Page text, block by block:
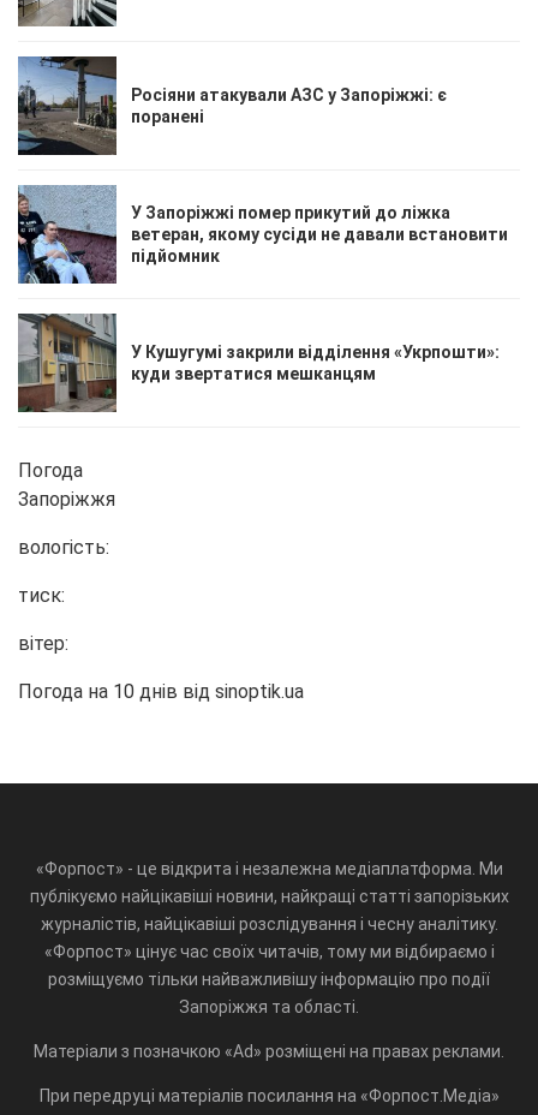
Росіяни атакували АЗС у Запоріжжі: є
поранені
У Запоріжжі помер прикутий до ліжка
ветеран, якому сусіди не давали встановити
підйомник
У Кушугумі закрили відділення «Укрпошти»:
куди звертатися мешканцям
Погода
Запоріжжя
вологість:
тиск:
вітер:
Погода на 10 днів від sinoptik.ua
«Форпост» - це відкрита і незалежна медіаплатформа. Ми
публікуємо найцікавіші новини, найкращі статті запорізьких
журналістів, найцікавіші розслідування і чесну аналітику.
«Форпост» цінує час своїх читачів, тому ми відбираємо і
розміщуємо тільки найважливішу інформацію про події
Запоріжжя та області.
Матеріали з позначкою «Ad» розміщені на правах реклами.
При передруці матеріалів посилання на «Форпост.Медіа»